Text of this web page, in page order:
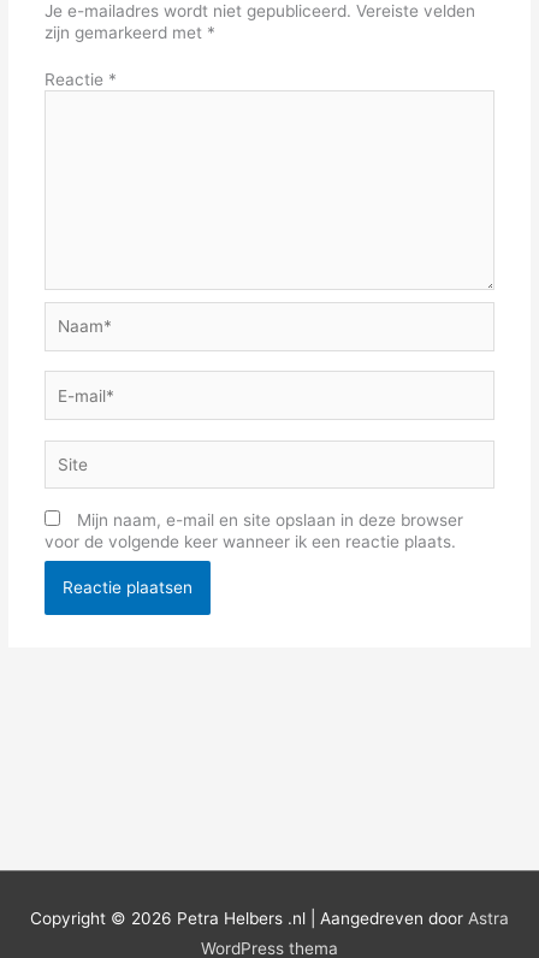
Je e-mailadres wordt niet gepubliceerd. Vereiste velden
zijn gemarkeerd met *
Reactie *
mail*
Mijn naam, e-mail en site opslaan in deze browser
voor de volgende keer wanneer ik een reactie plaats.
Copyright © 2026 Petra Helbers .nl | Aangedreven door Astra
WordPress thema